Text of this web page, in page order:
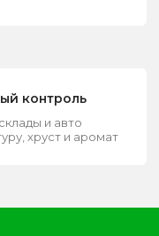
контроль
и авто
хруст и аромат